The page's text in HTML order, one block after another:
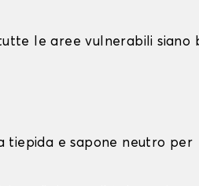
le aree vulnerabili siano
tiepida e sapone neutro per